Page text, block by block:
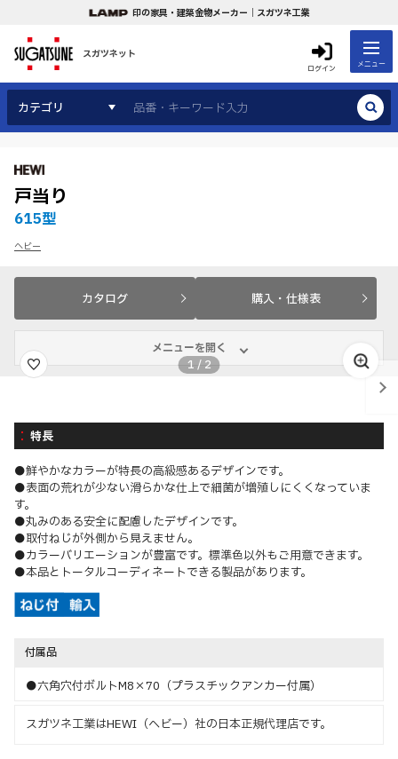
印の家具・建築金物メーカー｜スガツネ工業
スガツネット
ログイン メニュー
カテゴリ
戸当り
615型
ヘビー
カタログ 購入・仕様表
メニューを開く
1 / 2
特長
●鮮やかなカラーが特長の高級感あるデザインです。
●表面の荒れが少ない滑らかな仕上で細菌が増殖しにくくなっていま
す。
●丸みのある安全に配慮したデザインです。
●取付ねじが外側から見えません。
●カラーバリエーションが豊富です。標準色以外もご用意できます。
●本品とトータルコーディネートできる製品があります。
付属品
●六角穴付ボルトM8×70（プラスチックアンカー付属）
スガツネ工業はHEWI（ヘビー）社の日本正規代理店です。